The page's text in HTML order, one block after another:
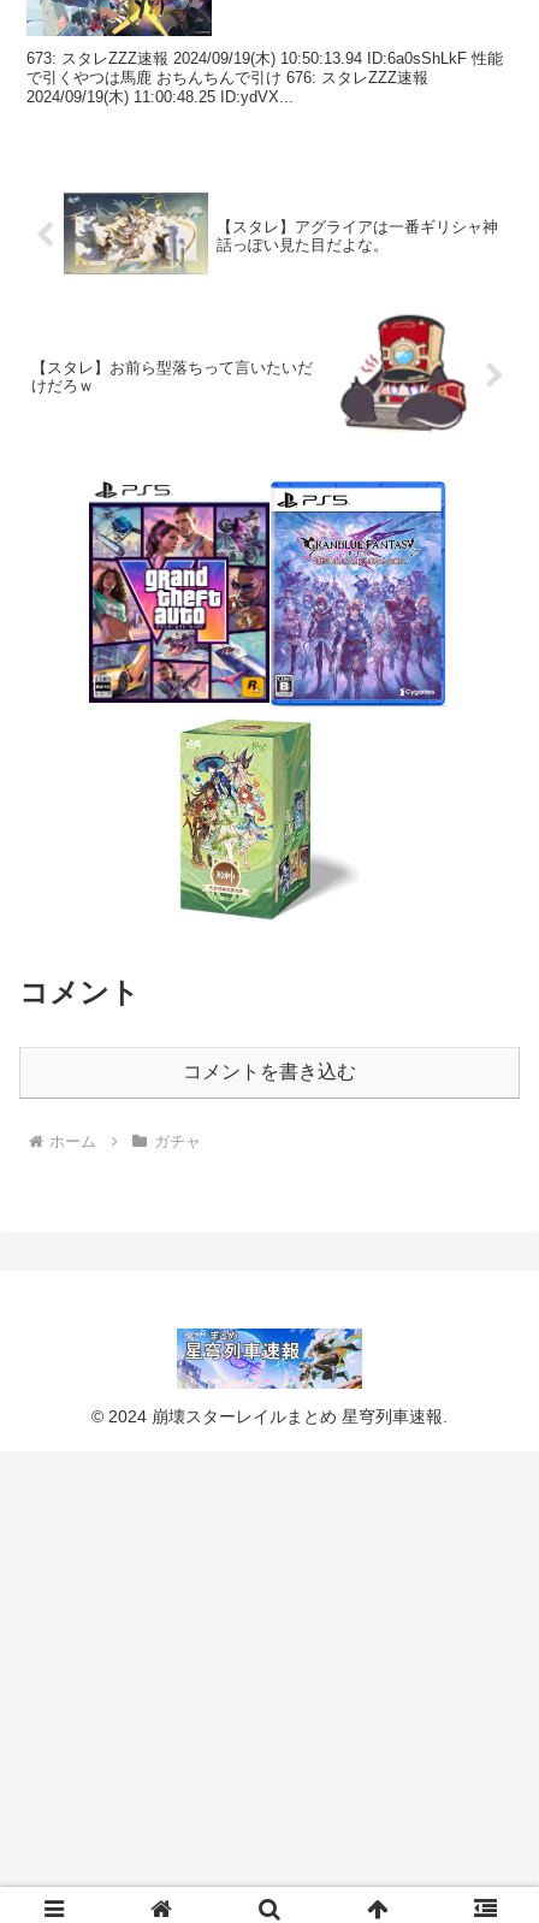
673: スタレZZZ速報 2024/09/19(木) 10:50:13.94 ID:6a0sShLkF 性能
で引くやつは馬鹿 おちんちんで引け 676: スタレZZZ速報
2024/09/19(木) 11:00:48.25 ID:ydVX...
【スタレ】アグライアは一番ギリシャ神
話っぽい見た目だよな。
【スタレ】お前ら型落ちって言いたいだ
けだろｗ
コメント
コメントを書き込む
ホーム ガチャ
© 2024 崩壊スターレイルまとめ 星穹列車速報.